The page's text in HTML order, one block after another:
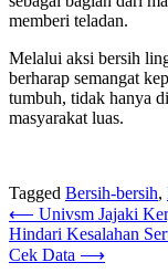
memberi teladan.
Melalui aksi bersih
berharap semangat
tumbuh, tidak hanya
masyarakat luas.
Tagged Bersih-bersih,
Navigasi
pos
⟵ Univsm Jajaki
Hindari Kesalahan
Cek Data ⟶